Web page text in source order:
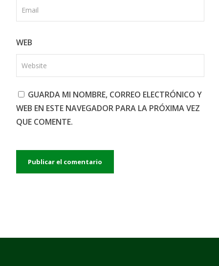
WEB
GUARDA MI NOMBRE, CORREO ELECTRÓNICO Y
WEB EN ESTE NAVEGADOR PARA LA PRÓXIMA VEZ
QUE COMENTE.